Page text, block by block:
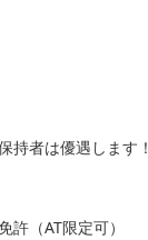
持者は優遇します！
（AT限定可）